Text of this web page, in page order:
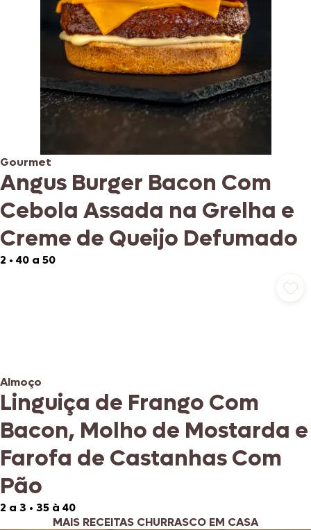
Gourmet
Angus Burger Bacon Com
Cebola Assada na Grelha e
Creme de Queijo Defumado
2 • 40 a 50
Almoço
Linguiça de Frango Com
Bacon, Molho de Mostarda e
Farofa de Castanhas Com
Pão
2 a 3 • 35 à 40
MAIS RECEITAS CHURRASCO EM CASA